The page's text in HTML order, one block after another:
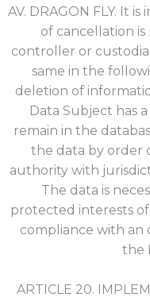
AV. DRAGON FLY. It
of cancellation
controller or
same in the
deletion of
Data Subject has
remain in the
the data by order
authority with
The data is
protected interests
compliance with an
the
ARTICLE 20.